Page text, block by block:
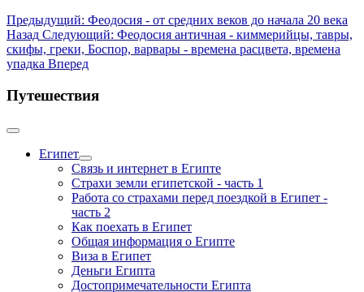
Предыдущий: Феодосия - от средних веков до начала 20 века
Назад Следующий: Феодосия античная - киммерийцы, тавры,
скифы, греки, Боспор, варвары - времена расцвета, времена
упадка Вперед
Путешествия
Египет
Связь и интернет в Египте
Страхи земли египетской - часть 1
Работа со страхами перед поездкой в Египет -
часть 2
Как поехать в Египет
Общая информация о Египте
Виза в Египет
Деньги Египта
Достопримечательности Египта